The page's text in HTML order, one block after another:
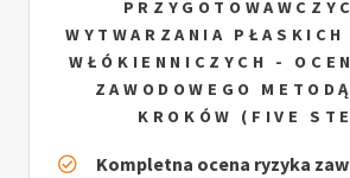
WYTWARZANIA PŁASKICH
WŁÓKIENNICZYCH -
ZAWODOWEGO
KROKÓW (FIVE
Kompletna ocena ryzyka